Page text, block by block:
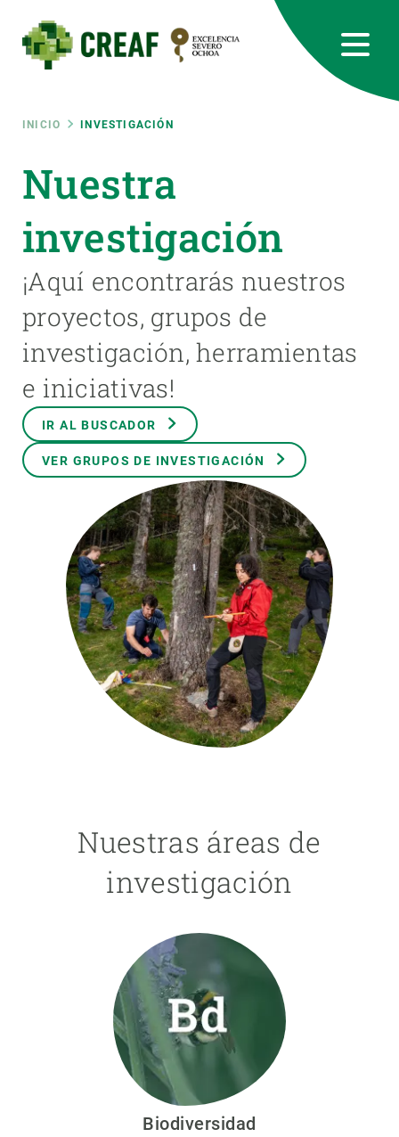
contenido
principal
Ruta
de
navegación
INICIO INVESTIGACIÓN
Nuestra
investigación
¡Aquí encontrarás nuestros
proyectos, grupos de
investigación, herramientas
e iniciativas!
IR AL BUSCADOR
VER GRUPOS DE INVESTIGACIÓN
Nuestras áreas de
investigación
Biodiversidad
RRSS
Featured
responsive
INTRANET
Responsive
menu
SOBRE NOSOTROS
INVESTIGACIÓN
CIENCIA EN ACCIÓN
ÚNETE A NOSOTROS
PARTICIPA
NOTICIAS Y AGENDA